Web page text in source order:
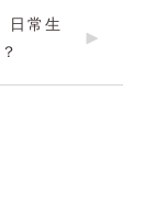
日常生